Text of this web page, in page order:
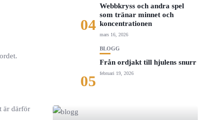
är därför
04
Webbkryss och andra spel
som tränar minnet och
koncentrationen
mars 16, 2026
05
BLOGG
Från ordjakt till hjulens snurr
februari 19, 2026